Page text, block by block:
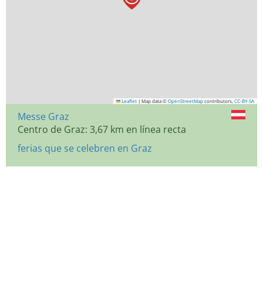
Leaflet | Map data © OpenStreetMap contributors, CC-BY-SA
Messe Graz
Centro de Graz: 3,67 km en línea recta
ferias que se celebren en Graz